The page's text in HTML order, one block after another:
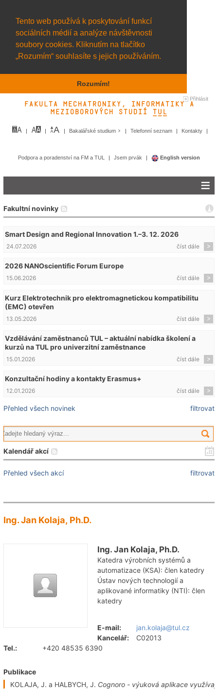
Tento web používá k poskytování funkcí
sociálních médií a analýze návštěvnosti
soubory cookies. Kliknutím na tlačítko
„Rozumím“ souhlasíte s jejich používáním.
Rozumím!
Přihlásit
Fakulta mechatroniky, informatiky a
mezioborových studií TUL&
Bakalářské studium Telefonní seznam Kontakty
Podpora a poradenství na FM a TUL Jsem prvák English version
Fakultní novinky
Smart Design and Regional Innovation 1.–3. 12. 2026
číst dále
24.07.2026
2026 NANOscientific Forum Europe
číst dále
15.06.2026
Kurz Elektrotechnik pro elektromagnetickou kompatibilitu
(EMC) otevřen
číst dále
13.05.2026
Vzdělávání zaměstnanců TUL – aktuální nabídka školení a
kurzů na TUL pro univerzitní zaměstnance
číst dále
15.01.2026
Konzultační hodiny a kontakty Erasmus+
číst dále
12.01.2026
Přehled všech novinek filtrovat
Kalendář akcí
Přehled všech akcí filtrovat
Ing. Jan Kolaja, Ph.D.
Ing. Jan Kolaja, Ph.D.
Katedra výrobních systémů a
automatizace (KSA): člen katedry
Ústav nových technologií a
aplikované informatiky (NTI): člen
katedry
E-mail:
jan.kolaja@tul.cz
Kancelář:
C02013
Tel.:
+420 48535 6390
Publikace
KOLAJA, J. a HALBYCH, J. Cognoro - výuková aplikace